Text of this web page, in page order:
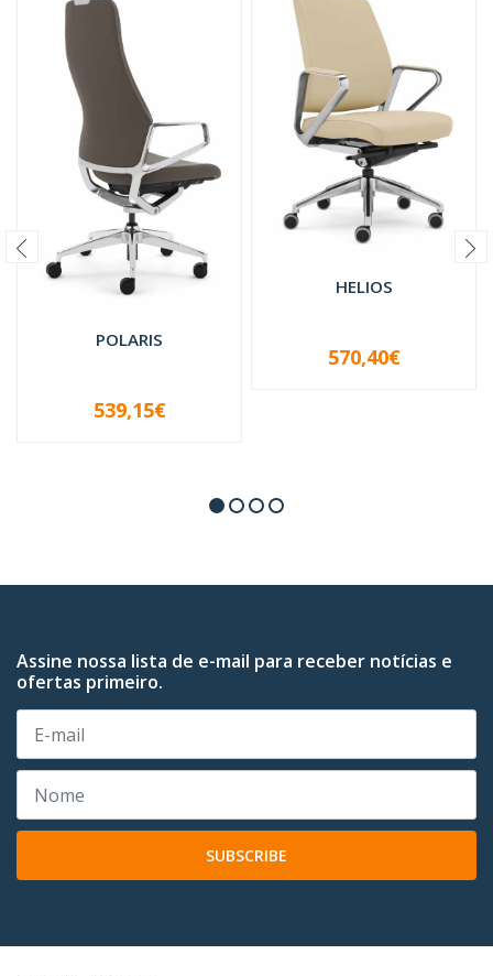
POLARIS
+
539,15€
HELIOS
+
570,40€
Assine nossa lista de e-mail para receber notícias e
ofertas primeiro.
SUBSCRIBE